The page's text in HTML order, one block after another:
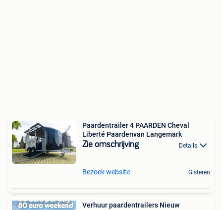
Paardentrailer 4 PAARDEN Cheval
Liberté Paardenvan Langemark
Zie omschrijving Details
Bezoek website Gisteren
Verhuur paardentrailers Nieuw